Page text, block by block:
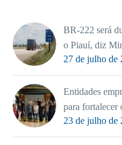
BR-222 será
o Piauí, diz
27 de julho de
Entidades
para fortalecer
23 de julho de